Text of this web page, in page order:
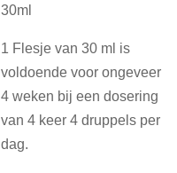
30ml
1 Flesje van 30 ml is
voldoende voor ongeveer
4 weken bij een dosering
van 4 keer 4 druppels per
dag.